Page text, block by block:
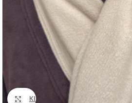
Klik om te vergroten